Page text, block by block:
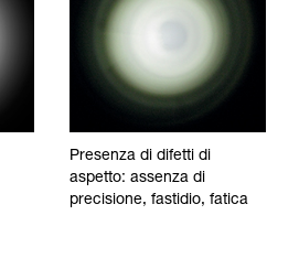
Presenza di difetti di
aspetto: assenza di
precisione, fastidio, fatica